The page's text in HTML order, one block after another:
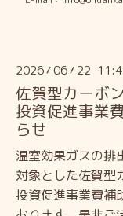
2026/06/ 22
佐賀型カーボ
投資促進事業
らせ
温室効果ガスの排
対象とした佐賀型
投資促進事業費補